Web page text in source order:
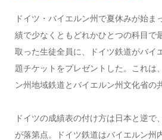
ドイツ・バイエルン州で夏休みが始ま
績で少なくともどれかひとつの科目で
取った生徒全員に、ドイツ鉄道がバイ
題チケットをプレゼントした。これは
ン州地域鉄道とバイエルン州文化省の
ドイツの成績表の付け方は日本と逆で
が落第点。ドイツ鉄道はバイエルン州